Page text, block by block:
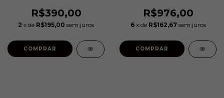
R$390,00
2 x de R$195,00 sem juros
COMPRAR
R$976,00
6 x de R$162,67 sem juros
COMPRAR